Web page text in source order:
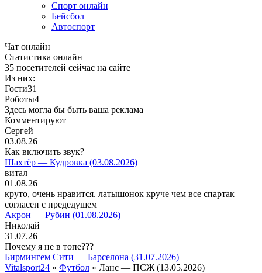
Спорт онлайн
Бейсбол
Автоспорт
Чат онлайн
Cтатистика онлайн
35 посетителей сейчас на сайте
Из них:
Гости31
Роботы4
Здесь могла бы быть ваша реклама
Комментируют
Сергей
03.08.26
Как включить звук?
Шахтёр — Кудровка (03.08.2026)
витал
01.08.26
круто, очень нравится. латышонок круче чем все спартак
согласен с предедущем
Акрон — Рубин (01.08.2026)
Николай
31.07.26
Почему я не в топе???
Бирмингем Сити — Барселона (31.07.2026)
Vitalsport24 » Футбол » Ланс — ПСЖ (13.05.2026)